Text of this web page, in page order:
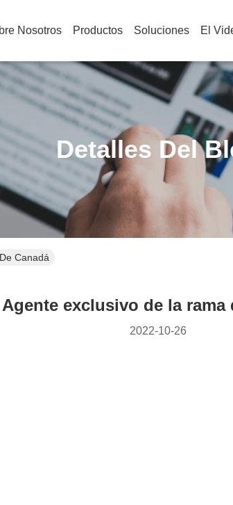
Nosotros Productos Soluciones El
Detalles Del
Canadá
Agente exclusivo de la rama
2022-10-26